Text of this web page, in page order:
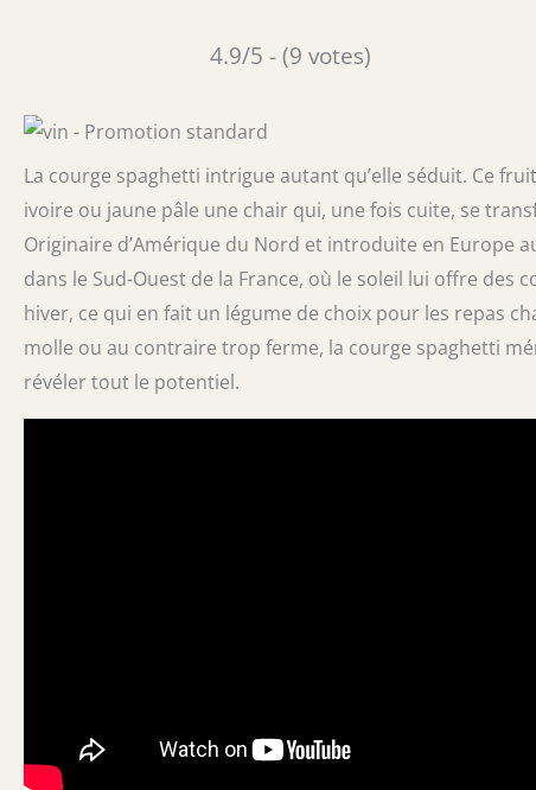
4.9/5 - (9 votes)
La courge spaghetti intrigue autant qu’elle séduit. Ce
ivoire ou jaune pâle une chair qui, une fois cuite, se
Originaire d’Amérique du Nord et introduite en Europe
dans le Sud-Ouest de la France, où le soleil lui offre des
hiver, ce qui en fait un légume de choix pour les repas
molle ou au contraire trop ferme, la courge spaghetti
révéler tout le potentiel.